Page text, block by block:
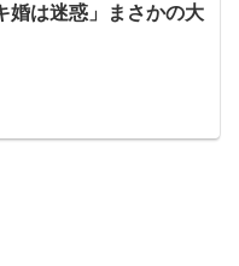
婚は迷惑」まさかの大